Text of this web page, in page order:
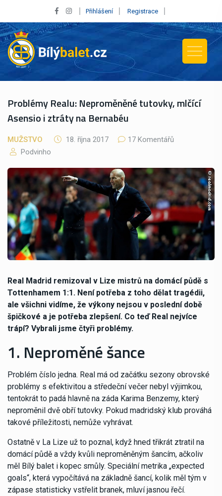
Přihlášení Registrace
Problémy Realu: Neproměněné tutovky, mlčící
Asensio i ztráty na Bernabéu
MUŽSTVO 18. října 2017
17 Komentářů
Podvinho
Real Madrid remizoval v Lize mistrů na domácí půdě s
Tottenhamem 1:1. Není potřeba z toho dělat tragédii,
ale všichni vidíme, že výkony nejsou v poslední době
špičkové a je potřeba zlepšení. Co teď Real nejvíce
trápí? Vybrali jsme čtyři problémy.
1. Neproměné šance
Problém číslo jedna. Real má od začátku sezony obrovské
problémy s efektivitou a středeční večer nebyl výjimkou,
tentokrát to padá hlavně na záda Karima Benzemy, který
neproměnil dvě obří tutovky. Pokud madridský klub prováhá
takové příležitosti, nemůže vyhrávat.
Ostatně v La Lize už to poznal, když hned třikrát ztratil na
domácí půdě a vždy kvůli neproměněným šancím, ačkoliv
měl Bílý balet i kopec smůly. Speciální metrika „expected
goals“, která vypočítává na základně šancí, kolik měl tým v
zápase statisticky vstřelit branek, mluví jasnou řečí.